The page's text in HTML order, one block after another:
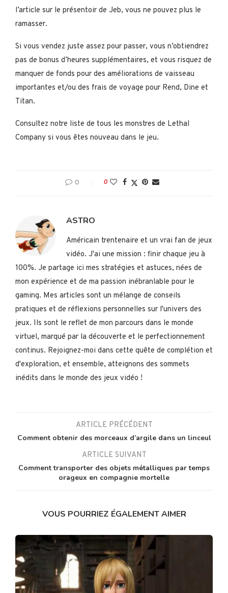
l’article sur le présentoir de Jeb, vous ne pouvez plus le
ramasser.
Si vous vendez juste assez pour passer, vous n’obtiendrez
pas de bonus d’heures supplémentaires, et vous risquez de
manquer de fonds pour des améliorations de vaisseau
importantes et/ou des frais de voyage pour Rend, Dine et
Titan.
Consultez notre liste de tous les monstres de Lethal
Company si vous êtes nouveau dans le jeu.
0 0
ASTRO
Américain trentenaire et un vrai fan de jeux
vidéo. J'ai une mission : finir chaque jeu à
100%. Je partage ici mes stratégies et astuces, nées de
mon expérience et de ma passion inébranlable pour le
gaming. Mes articles sont un mélange de conseils
pratiques et de réflexions personnelles sur l'univers des
jeux. Ils sont le reflet de mon parcours dans le monde
virtuel, marqué par la découverte et le perfectionnement
continus. Rejoignez-moi dans cette quête de complétion et
d'exploration, et ensemble, atteignons des sommets
inédits dans le monde des jeux vidéo !
ARTICLE PRÉCÉDENT
Comment obtenir des morceaux d’argile dans un linceul
ARTICLE SUIVANT
Comment transporter des objets métalliques par temps
orageux en compagnie mortelle
VOUS POURRIEZ ÉGALEMENT AIMER